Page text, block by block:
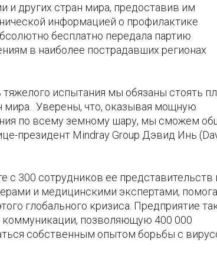
и других стран мира, предоставив им
информацией о профилактике
бесплатно передала партию
в наиболее пострадавших регионах
испытания мы обязаны стоять
мира. Уверены, что, оказывая мощную
по всему земному шару, мы сможем
президент Mindray Group Дэвид Инь
с 300 сотрудников ее представительств
и медицинскими экспертами,
глобального кризиса. Предприятие
позволяющую 400 000
собственным опытом борьбы с